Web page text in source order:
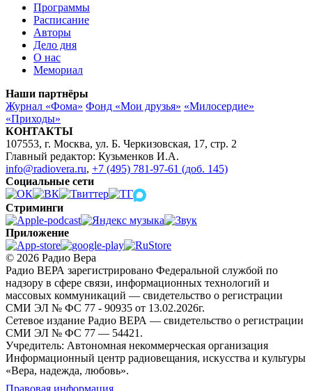
Программы
Расписание
Авторы
Дело дня
О нас
Мемориал
Наши партнёры
Журнал «Фома» Фонд «Мои друзья» «Милосердие»
«Приходы»
КОНТАКТЫ
107553, г. Москва, ул. Б. Черкизовская, 17, стр. 2
Главный редактор: Кузьменков И.А.
info@radiovera.ru, +7 (495) 781-97-61 (доб. 145)
Социальные сети
Стриминги
Приложение
© 2026 Радио Вера
Радио ВЕРА зарегистрировано Федеральной службой по
надзору в сфере связи, информационных технологий и
массовых коммуникаций — свидетельство о регистрации
СМИ ЭЛ № ФС 77 - 90935 от 13.02.2026г.
Сетевое издание Радио ВЕРА — свидетельство о регистрации
СМИ ЭЛ № ФС 77 — 54421.
Учредитель: Автономная некоммерческая организация
Информационный центр радиовещания, искусства и культуры
«Вера, надежда, любовь».
Правовая информация